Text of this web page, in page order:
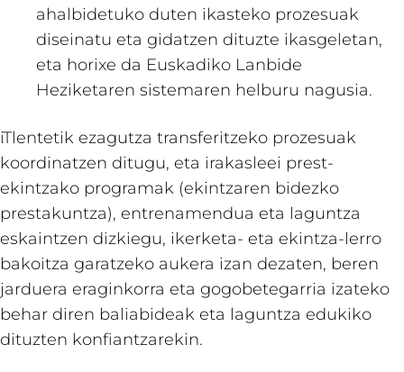
ahalbidetuko duten ikasteko prozesuak
diseinatu eta gidatzen dituzte ikasgeletan,
eta horixe da Euskadiko Lanbide
Heziketaren sistemaren helburu nagusia.
iTlentetik ezagutza transferitzeko prozesuak
koordinatzen ditugu, eta irakasleei prest-
ekintzako programak (ekintzaren bidezko
prestakuntza), entrenamendua eta laguntza
eskaintzen dizkiegu, ikerketa- eta ekintza-lerro
bakoitza garatzeko aukera izan dezaten, beren
jarduera eraginkorra eta gogobetegarria izateko
behar diren baliabideak eta laguntza edukiko
dituzten konfiantzarekin.